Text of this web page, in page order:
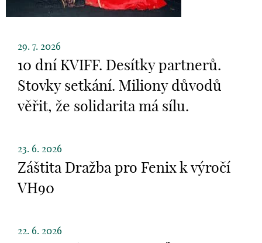
29. 7. 2026
10 dní KVIFF. Desítky partnerů.
Stovky setkání. Miliony důvodů
věřit, že solidarita má sílu.
23. 6. 2026
Záštita Dražba pro Fenix k výročí
VH90
22. 6. 2026